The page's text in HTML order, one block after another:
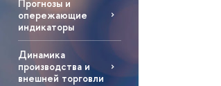
Прогнозы и
опережающие
индикаторы
Динамика
производства и
внешней торговли